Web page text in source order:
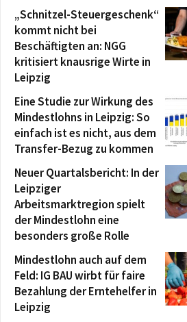
„Schnitzel-Steuergeschenk“
kommt nicht bei
Beschäftigten an: NGG
kritisiert knausrige Wirte in
Leipzig
Eine Studie zur Wirkung des
Mindestlohns in Leipzig: So
einfach ist es nicht, aus dem
Transfer-Bezug zu kommen
Neuer Quartalsbericht: In der
Leipziger
Arbeitsmarktregion spielt
der Mindestlohn eine
besonders große Rolle
Mindestlohn auch auf dem
Feld: IG BAU wirbt für faire
Bezahlung der Erntehelfer in
Leipzig